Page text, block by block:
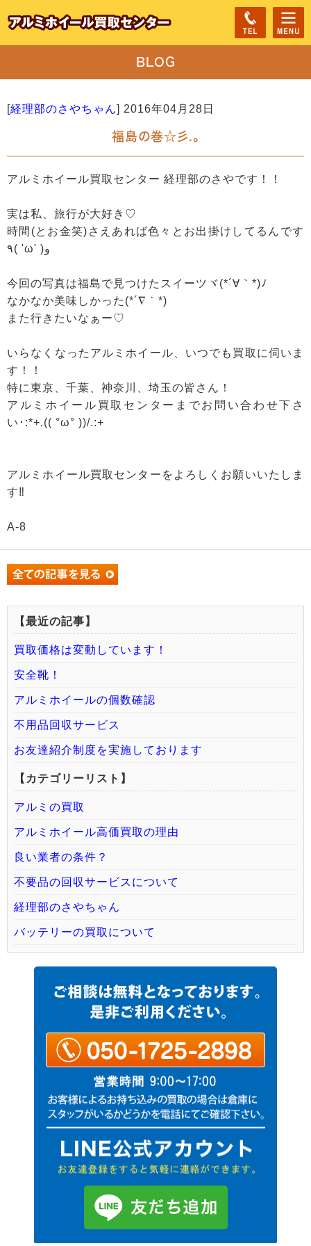
BLOG
[経理部のさやちゃん] 2016年04月28日
福島の巻☆彡.。
アルミホイール買取センター 経理部のさやです！！
実は私、旅行が大好き♡
時間(とお金笑)さえあれば色々とお出掛けしてるんです
٩( 'ω' )و
今回の写真は福島で見つけたスイーツヾ(*´∀｀*)ﾉ
なかなか美味しかった(*´∇｀*)
また行きたいなぁー♡
いらなくなったアルミホイール、いつでも買取に伺いま
す！！
特に東京、千葉、神奈川、埼玉の皆さん！
アルミホイール買取センターまでお問い合わせ下さ
い･:*+.(( °ω° ))/.:+
アルミホイール買取センターをよろしくお願いいたしま
す‼
A-8
【最近の記事】
買取価格は変動しています！
安全靴！
アルミホイールの個数確認
不用品回収サービス
お友達紹介制度を実施しております
【カテゴリーリスト】
アルミの買取
アルミホイール高価買取の理由
良い業者の条件？
不要品の回収サービスについて
経理部のさやちゃん
バッテリーの買取について